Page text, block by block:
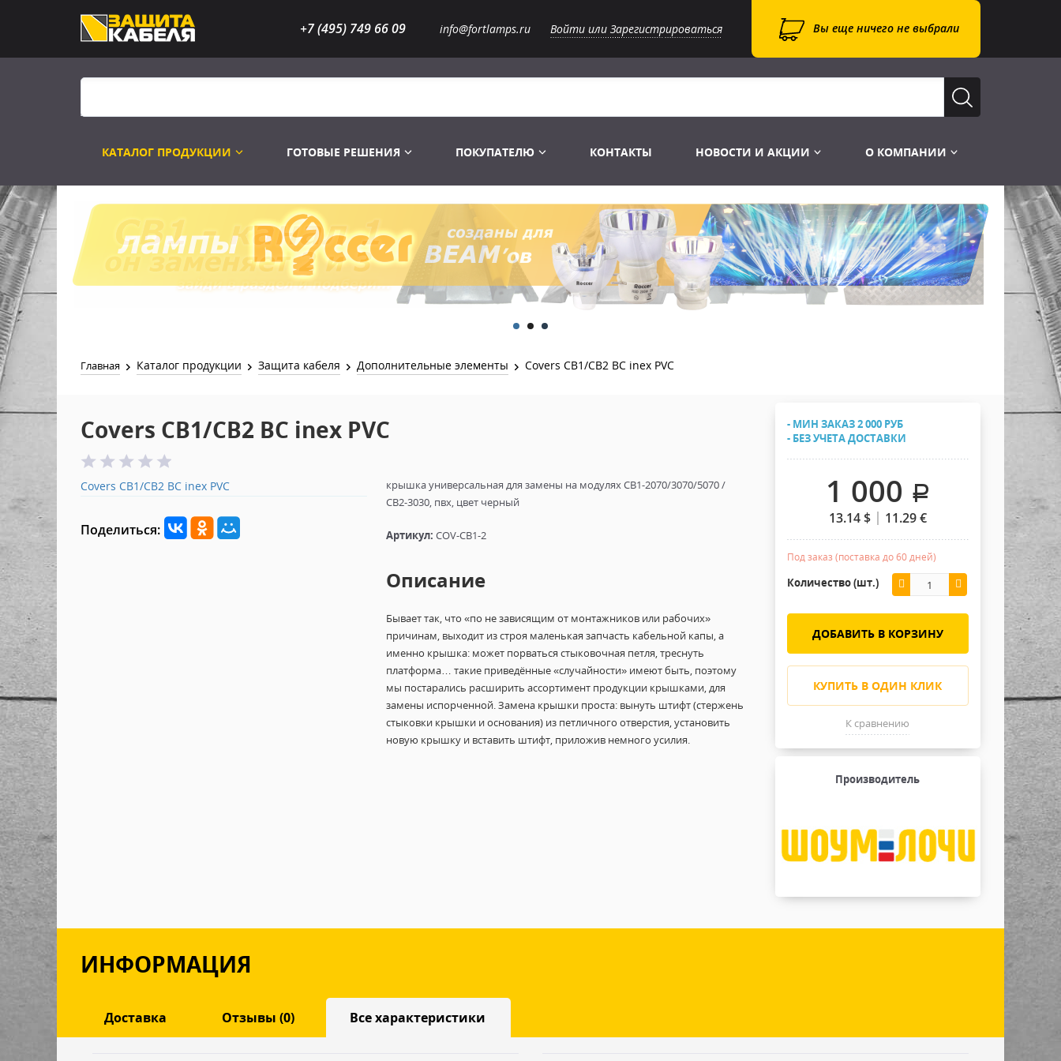
+7 (495) 749 66 09 info@fortlamps.ru Войти или Зарегистрироваться Вы еще ничего не выбрали
КАТАЛОГ ПРОДУКЦИИ
Распродажа
Лампы Винтаж Ретро Декор
Лампы галогенные 6-120 V
Лампы студийные 110-240 V
Лампы-фары PAR
Лампы для бассейна
Лампы газоразрядные
Лампы UV TUV HNS
Лампы видеопроекторные
Пускорегулирующая аппаратура
Распродажа
Перчатки
Сумки и подсумки
Ремни и страховка
Инструменты
Готовые комплекты
Конструктор МИКРОСЦЕНА
Распродажа
Световое оборудование
Аксессуары для света
Лебёдки и Аксессуары
Фермы Штативы Стойки
Защитные чехлы и Кейсы
Распродажа
2х канальные модули
6и канальные модули
Лежачий полицейский ИДН
ГОТОВЫЕ РЕШЕНИЯ ПОКУПАТЕЛЮ КОНТАКТЫ НОВОСТИ И АКЦИИ О КОМПАНИИ
Главная Каталог продукции Защита кабеля Дополнительные элементы Covers CB1/CB2 BC inex PVC
Covers CB1/CB2 BC inex PVC
Covers CB1/CB2 BC inex PVC
Поделиться:
крышка универсальная для замены на модулях CB1-2070/3070/5070 /
CB2-3030, пвх, цвет черный
Артикул: COV-CB1-2
Описание
Бывает так, что «по не зависящим от монтажников или рабочих»
причинам, выходит из строя маленькая запчасть кабельной капы, а
именно крышка: может порваться стыковочная петля, треснуть
платформа… такие приведённые «случайности» имеют быть, поэтому
мы постарались расширить ассортимент продукции крышками, для
замены испорченной. Замена крышки проста: вынуть штифт (стержень
стыковки крышки и основания) из петличного отверстия, установить
новую крышку и вставить штифт, приложив немного усилия.
- МИН ЗАКАЗ 2 000 РУБ
- БЕЗ УЧЕТА ДОСТАВКИ
1 000 .
13.14$ 11.29€
Под заказ (поставка до 60 дней)
Количество (шт.)
ДОБАВИТЬ В КОРЗИНУ
КУПИТЬ В ОДИН КЛИК
К сравнению
Производитель
ИНФОРМАЦИЯ
Доставка Отзывы (0) Все характеристики